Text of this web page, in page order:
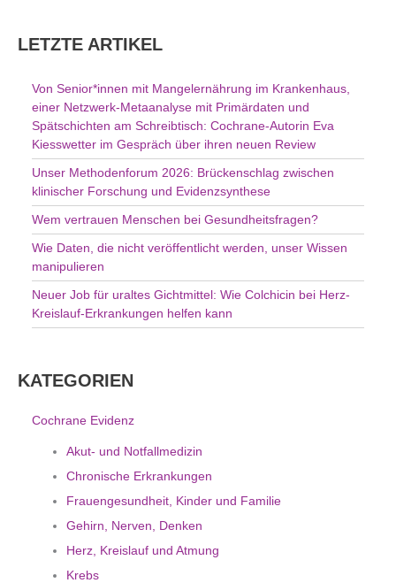
e
LETZTE ARTIKEL
Von Senior*innen mit Mangelernährung im Krankenhaus,
einer Netzwerk-Metaanalyse mit Primärdaten und
Spätschichten am Schreibtisch: Cochrane-Autorin Eva
Kiesswetter im Gespräch über ihren neuen Review
Unser Methodenforum 2026: Brückenschlag zwischen
klinischer Forschung und Evidenzsynthese
Wem vertrauen Menschen bei Gesundheitsfragen?
Wie Daten, die nicht veröffentlicht werden, unser Wissen
manipulieren
Neuer Job für uraltes Gichtmittel: Wie Colchicin bei Herz-
Kreislauf-Erkrankungen helfen kann
KATEGORIEN
Cochrane Evidenz
Akut- und Notfallmedizin
Chronische Erkrankungen
Frauengesundheit, Kinder und Familie
Gehirn, Nerven, Denken
Herz, Kreislauf und Atmung
Krebs